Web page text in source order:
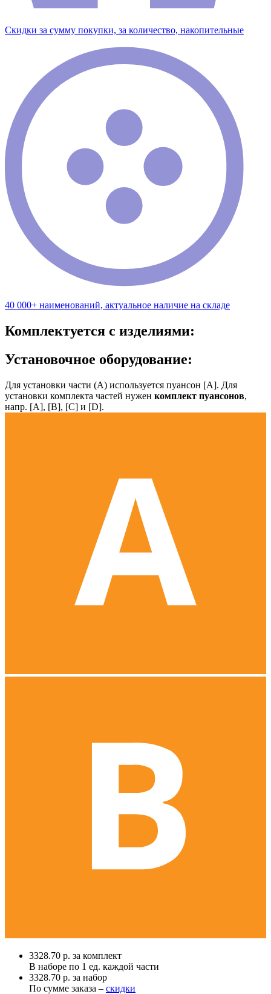
Скидки за сумму покупки, за количество, накопительные
40 000+ наименований, актуальное наличие на складе
Комплектуется с изделиями:
Установочное оборудование:
Для установки части (А) используется пуансон [А]. Для
установки комплекта частей нужен комплект пуансонов,
напр. [А], [B], [С] и [D].
3328.70 р. за комплект
В наборе по 1 ед. каждой части
3328.70 р. за набор
По сумме заказа – скидки